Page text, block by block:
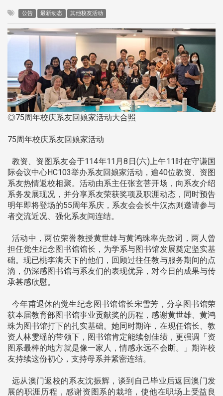
公告 最新动态 其他校友活动
◎75周年校庆系友回娘家活动大合照
75周年校庆系友回娘家活动
教资、资图系友会于114年11月8日(六)上午11时在守谦国
际会议中心HC103举办系友回娘家活动，逾40位教资、资图
系友热情返校相聚。活动由系主任张玄菩开场，向系友介绍
系务发展现况，并分享系友荣获奖项及职涯动态，同时预告
明年即将登场的55周年系庆，系友会会长牛汉杰则邀请参与
者交流近况、强化系友间连结。
活动中，两位荣誉教授黄世雄与黄鸿珠率先致词，两人曾
担任觉生纪念图书馆馆长，为学系与图书馆发展奠定坚实基
础。现已桃李满天下的他们，回顾过往任教与服务期间的点
滴，仍深感图书馆与系友们的表现优异，对今日的成果与传
承甚感欣慰。
今年甫退休的觉生纪念图书馆馆长宋雪芳，分享图书馆荣
获本届教育部图书馆事业贡献奖的历程，感谢黄世雄、黄鸿
珠为图书馆打下的扎实基础。她同时期许，在现任馆长、教
资人林雯瑶的带领下，图书馆肯定能续创佳绩，更强调「资
图系最棒的地方就是像一家人，情感永远不会断。」期许校
友持续这份初心，支持母系并紧密连结。
远从澳门返校的系友沈振辉，谈到自己毕业后返回澳门发
展的职涯历程，感谢资图系的栽培，使他在职场上受益良